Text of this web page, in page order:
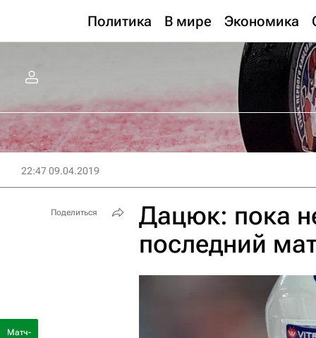
Политика В мире Экономика
22:47 09.04.2019
Дацюк: пока
последний
Поделиться
Матч-